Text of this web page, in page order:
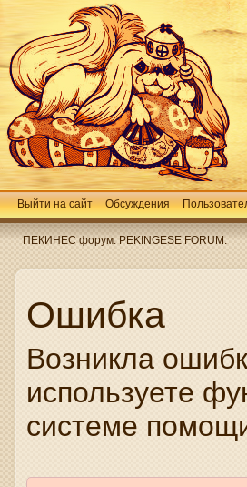
Выйти на сайт Обсуждения
ПЕКИНЕС форум. PEKINGESE FORUM.
Ошибка
Возникла
используете
системе